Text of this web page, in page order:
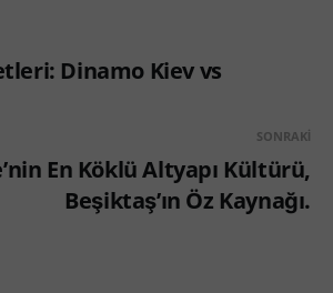
Dinamo Kiev vs
SONRAKI
En Köklü Altyapı Kültürü,
Beşiktaş’ın Öz Kaynağı.